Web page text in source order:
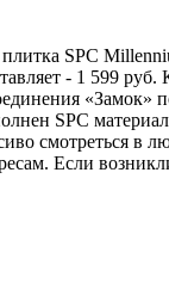
SPC
- 1 599
SPC
смотреться
Если